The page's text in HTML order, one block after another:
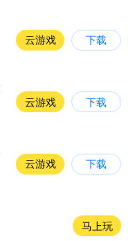
云游戏 下载
云游戏 下载
云游戏 下载
马上玩